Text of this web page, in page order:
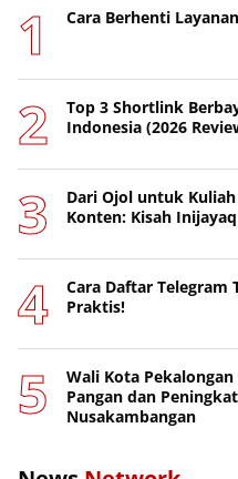
Cara Berhenti
Top 3 Shortlink
Indonesia (2026
Dari Ojol untuk
Konten: Kisah Inijayaq
Cara Daftar Telegram
Praktis!
Wali Kota
Pangan dan
Nusakambangan